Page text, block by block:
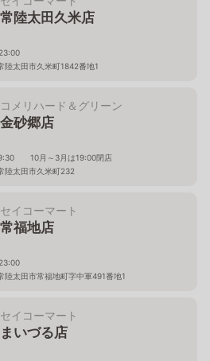
常陸太田久米店
陸太田市久米町1842番地1
コメリハード＆グリーン
金砂郷店
10月～3月は19:00閉店
陸太田市久米町232
セイコーマート
常福地店
陸太田市常福地町字中軍491番地1
セイコーマート
まいづる店